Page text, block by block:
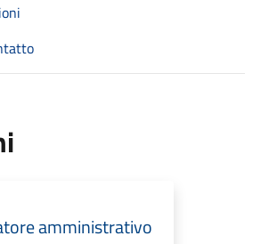
amministrativo